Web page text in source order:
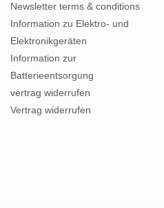
Newsletter terms & conditions
Information zu Elektro- und
Elektronikgeräten
Information zur
Batterieentsorgung
vertrag widerrufen
Vertrag widerrufen